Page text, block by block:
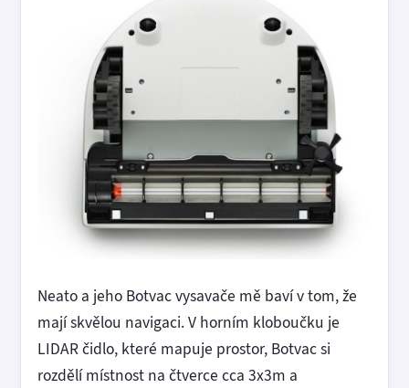
Neato a jeho Botvac vysavače mě baví v tom, že
mají skvělou navigaci. V horním kloboučku je
LIDAR čidlo, které mapuje prostor, Botvac si
rozdělí místnost na čtverce cca 3x3m a